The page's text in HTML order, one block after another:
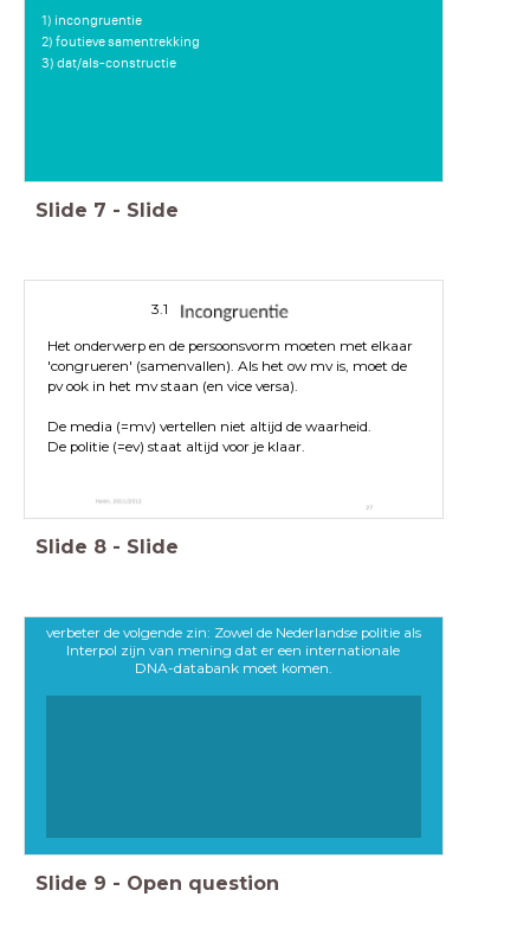
1) incongruentie
2) foutieve samentrekking
3) dat/als-constructie
Slide 7 - Slide
Het onderwerp en de persoonsvorm moeten met elkaar
'congrueren' (samenvallen). Als het ow mv is, moet de
pv ook in het mv staan (en vice versa).
De media (=mv) vertellen niet altijd de waarheid.
De politie (=ev) staat altijd voor je klaar.
3.1
Slide 8 - Slide
verbeter de volgende zin: Zowel de Nederlandse politie als
Interpol zijn van mening dat er een internationale
DNA-databank moet komen.
Slide 9 - Open question